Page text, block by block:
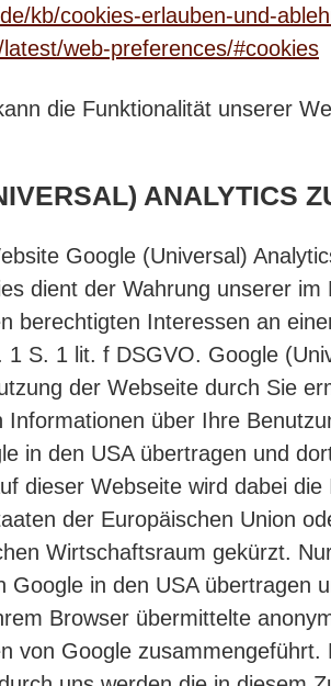
kb/cookies-erlauben-und-
web-preferences/#cookies
die Funktionalität unserer
ANALYTICS
Google (Universal)
dient der Wahrung unserer im
berechtigten Interessen an
S. 1 lit. f DSGVO. Google
der Webseite durch Sie
über Ihre
in den USA übertragen und
dieser Webseite wird dabei
der Europäischen Union
Wirtschaftsraum gekürzt.
in den USA übertragen
Browser übermittelte
von Google